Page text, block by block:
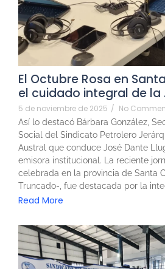
El Octubre Rosa en
el cuidado integral de la
5 de noviembre de 2025 / No
Así lo destacó Bárbara González,
Social del Sindicato Petrolero
Austral que conduce José Dante
emisora institucional. La reciente
celebrada en la provincia de Santa
Truncado-, fue destacada por la
Read More